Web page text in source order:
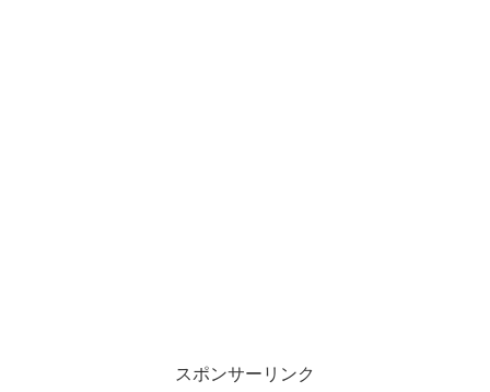
スポンサーリンク